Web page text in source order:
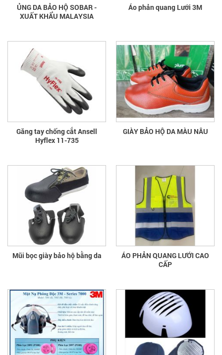
ỦNG DA BẢO HỘ SOBAR -
XUẤT KHẨU MALAYSIA
Áo phản quang Lưới 3M
Găng tay chống cắt Ansell
Hyflex 11-735
GIÀY BẢO HỘ DA MÀU NÂU
Mũi bọc giày bảo hộ bằng da
ÁO PHẢN QUANG LƯỚI CAO
CẤP